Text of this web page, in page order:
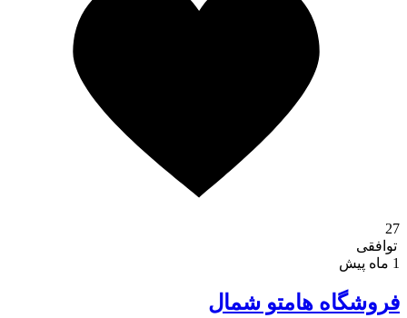
27
توافقی
فروشگاه هامتو شمال